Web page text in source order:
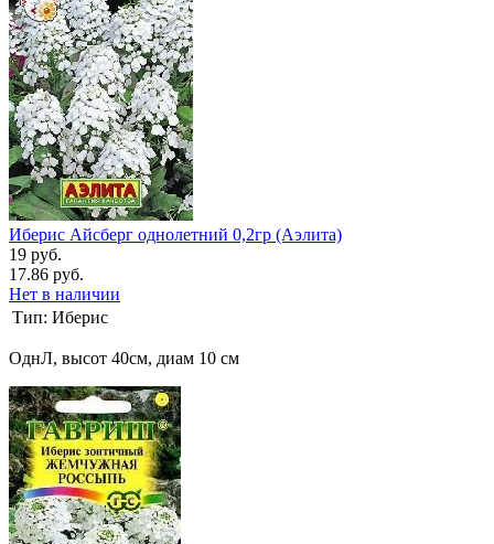
Иберис Айсберг однолетний 0,2гр (Аэлита)
19 руб.
17.86 руб.
Нет в наличии
Тип: Иберис
ОднЛ, высот 40см, диам 10 см